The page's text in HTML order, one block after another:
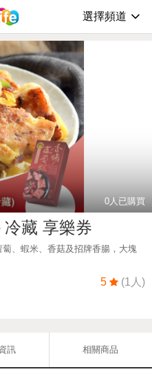
選擇頻道
0人已購買
藏 享樂券
、蝦米、香菇及招牌香腸，大塊
5 (1人)
訊 相關商品